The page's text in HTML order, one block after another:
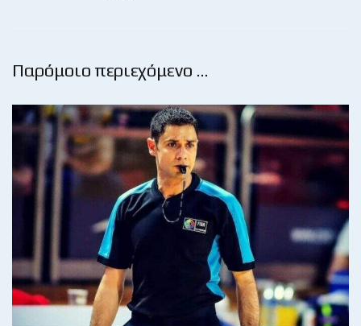
Παρόμοιο περιεχόμενο …